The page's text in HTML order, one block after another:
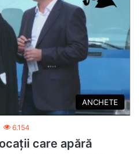
ANCHETE
6.154
care apără